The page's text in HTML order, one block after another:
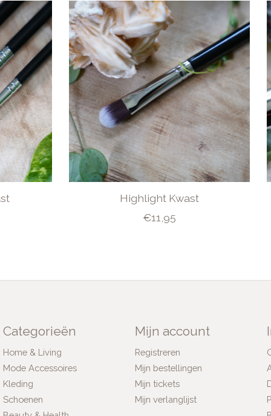
Highlight Kwast
€11,95
Categorieën
Home & Living
Mode Accessoires
Kleding
Schoenen
Mijn account
Registreren
Mijn bestellingen
Mijn tickets
Mijn verlanglijst